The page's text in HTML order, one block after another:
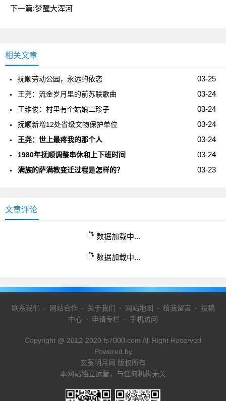
下一篇:梦醒大浑河
相关文章
03-25
抚顺劳动公园，永远的依恋
03-24
王尧：流金岁月里的前苏联歌曲
03-24
王维俊：村里有个姑娘二珍子
03-24
抚顺新増12处省级文物保护单位
03-24
王尧：世上最疼我的那个人
03-24
1980年抚顺调整串休和上下班时间
03-23
满族的萨满教变迁过程是怎样的？
文章评论
数据加载中...
数据加载中...
联系我们 - 网站合作- 关于我们 - 网站地图 - 给我留言 - 投稿
中心 - 申请专栏 - 手机访问
Copyright @ 2012-2020 fs7000.com All Right Reserved
Powered by
玄菟明月网 版权所有
本网站独立运营，与任何机构无关